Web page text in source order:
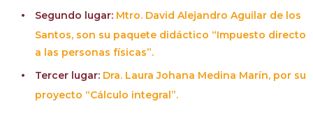
Segundo lugar: Mtro. David Alejandro Aguilar de los
Santos, son su paquete didáctico “Impuesto directo
a las personas físicas”.
Tercer lugar: Dra. Laura Johana Medina Marín, por su
proyecto “Cálculo integral”.